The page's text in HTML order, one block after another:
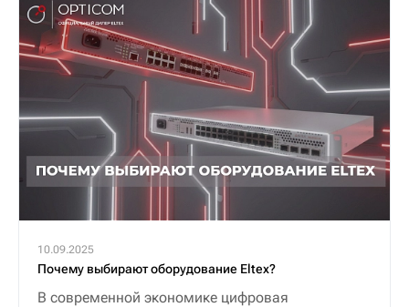
10.09.2025
Почему выбирают оборудование Eltex?
В современной экономике цифровая